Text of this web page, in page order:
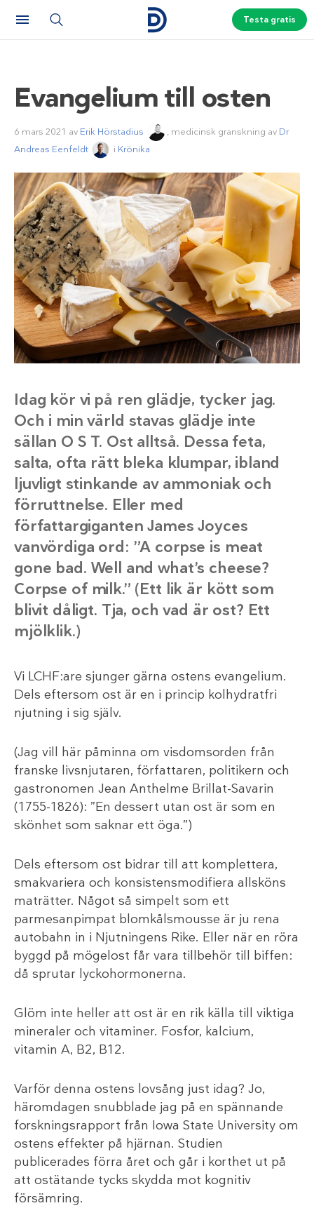
Testa gratis
Evangelium till osten
6 mars 2021 av Erik Hörstadius , medicinsk granskning av Dr
Andreas Eenfeldt
i Krönika
Idag kör vi på ren glädje, tycker jag.
Och i min värld stavas glädje inte
sällan O S T. Ost alltså. Dessa feta,
salta, ofta rätt bleka klumpar, ibland
ljuvligt stinkande av ammoniak och
förruttnelse. Eller med
författargiganten James Joyces
vanvördiga ord: ”A corpse is meat
gone bad. Well and what’s cheese?
Corpse of milk.” (Ett lik är kött som
blivit dåligt. Tja, och vad är ost? Ett
mjölklik.)
Vi LCHF:are sjunger gärna ostens evangelium.
Dels eftersom ost är en i princip kolhydratfri
njutning i sig själv.
(Jag vill här påminna om visdomsorden från
franske livsnjutaren, författaren, politikern och
gastronomen Jean Anthelme Brillat-Savarin
(1755-1826): ”En dessert utan ost är som en
skönhet som saknar ett öga.”)
Dels eftersom ost bidrar till att komplettera,
smakvariera och konsistensmodifiera allsköns
maträtter. Något så simpelt som ett
parmesanpimpat blomkålsmousse är ju rena
autobahn in i Njutningens Rike. Eller när en röra
byggd på mögelost får vara tillbehör till biffen:
då sprutar lyckohormonerna.
Glöm inte heller att ost är en rik källa till viktiga
mineraler och vitaminer. Fosfor, kalcium,
vitamin A, B2, B12.
Varför denna ostens lovsång just idag? Jo,
häromdagen snubblade jag på en spännande
forskningsrapport från Iowa State University om
ostens effekter på hjärnan. Studien
publicerades förra året och går i korthet ut på
att ostätande tycks skydda mot kognitiv
försämring.